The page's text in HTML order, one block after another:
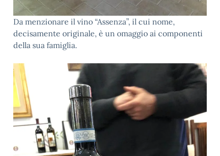
Da menzionare il vino “Assenza”, il cui nome,
decisamente originale, è un omaggio ai componenti
della sua famiglia.